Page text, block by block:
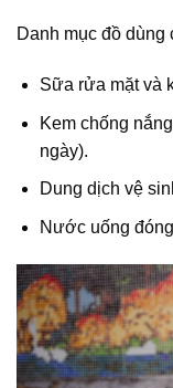
Danh mục đồ dùng
Sữa rửa mặt và
Kem chống
ngày).
Dung dịch vệ
Nước uống